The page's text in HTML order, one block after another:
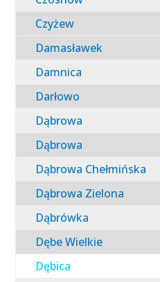
Czyżew
Damasławek
Damnica
Darłowo
Dąbrowa
Dąbrowa
Dąbrowa Chełmińska
Dąbrowa Zielona
Dąbrówka
Dębe Wielkie
Dębica